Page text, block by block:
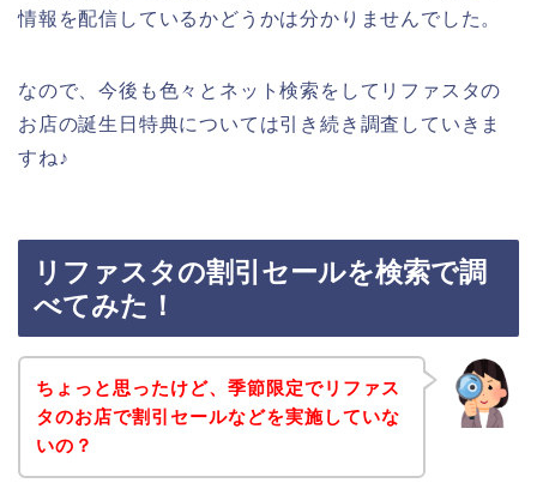
情報を配信しているかどうかは分かりませんでした。
なので、今後も色々とネット検索をしてリファスタの
お店の誕生日特典については引き続き調査していきま
すね♪
リファスタの割引セールを検索で調
べてみた！
ちょっと思ったけど、季節限定でリファス
タのお店で割引セールなどを実施していな
いの？